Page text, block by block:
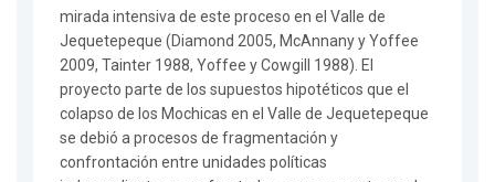
mirada intensiva de este proceso en el Valle de
Jequetepeque (Diamond 2005, McAnnany y Yoffee
2009, Tainter 1988, Yoffee y Cowgill 1988). El
proyecto parte de los supuestos hipotéticos que el
colapso de los Mochicas en el Valle de Jequetepeque
se debió a procesos de fragmentación y
confrontación entre unidades políticas